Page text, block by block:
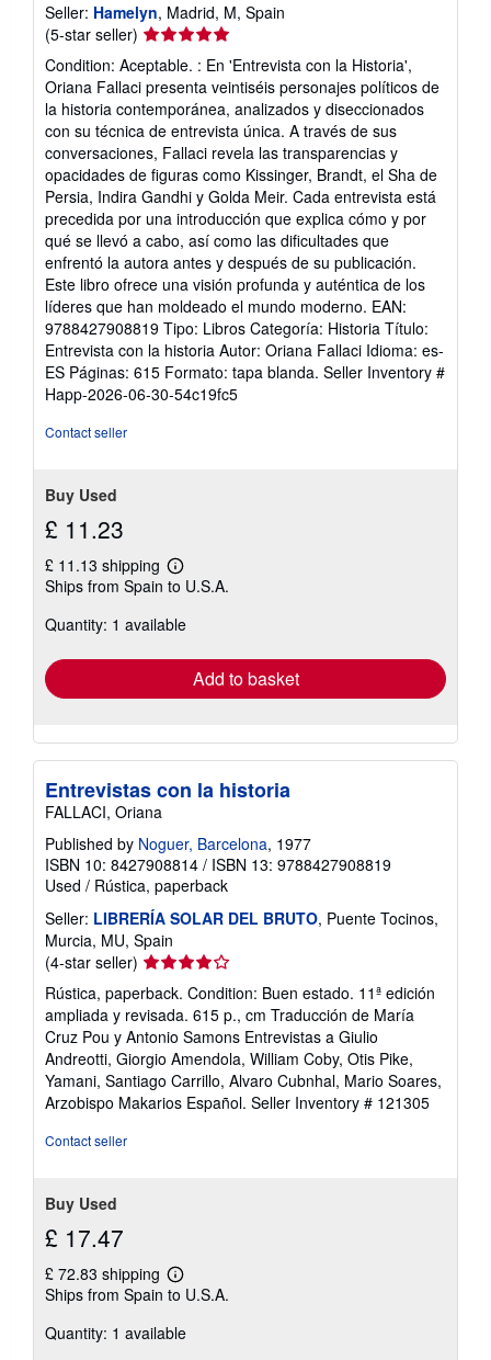
Seller: Hamelyn, Madrid, M, Spain
(5-star seller) Seller
rating
5
out
of
5
stars
Condition: Aceptable. : En 'Entrevista con la Historia',
Oriana Fallaci presenta veintiséis personajes políticos de
la historia contemporánea, analizados y diseccionados
con su técnica de entrevista única. A través de sus
conversaciones, Fallaci revela las transparencias y
opacidades de figuras como Kissinger, Brandt, el Sha de
Persia, Indira Gandhi y Golda Meir. Cada entrevista está
precedida por una introducción que explica cómo y por
qué se llevó a cabo, así como las dificultades que
enfrentó la autora antes y después de su publicación.
Este libro ofrece una visión profunda y auténtica de los
líderes que han moldeado el mundo moderno. EAN:
9788427908819 Tipo: Libros Categoría: Historia Título:
Entrevista con la historia Autor: Oriana Fallaci Idioma: es-
ES Páginas: 615 Formato: tapa blanda. Seller Inventory #
Happ-2026-06-30-54c19fc5
Contact seller
Buy Used
£ 11.23
£ 11.13 shipping
Learn
more
shipping
Ships from Spain to U.S.A.
Quantity: 1 available
Add to basket
Entrevistas con la historia
FALLACI, Oriana
Published by Noguer, Barcelona, 1977
ISBN 10: 8427908814 / ISBN 13: 9788427908819
Used / Rústica, paperback
Seller: LIBRERÍA SOLAR DEL BRUTO, Puente Tocinos,
Murcia, MU, Spain
(4-star seller) Seller
rating
4
out
of
5
stars
Rústica, paperback. Condition: Buen estado. 11ª edición
ampliada y revisada. 615 p., cm Traducción de María
Cruz Pou y Antonio Samons Entrevistas a Giulio
Andreotti, Giorgio Amendola, William Coby, Otis Pike,
Yamani, Santiago Carrillo, Alvaro Cubnhal, Mario Soares,
Arzobispo Makarios Español. Seller Inventory # 121305
Contact seller
Buy Used
£ 17.47
£ 72.83 shipping
Learn
more
shipping
Ships from Spain to U.S.A.
Quantity: 1 available